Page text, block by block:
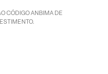
CÓDIGO ANBIMA DE